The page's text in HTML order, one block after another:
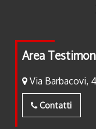
Area
Via Barbacovi,
Contatti